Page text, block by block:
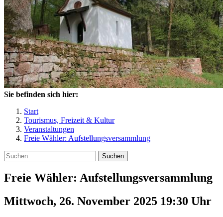
Sie befinden sich hier:
Start
Tourismus, Freizeit & Kultur
Veranstaltungen
Freie Wähler: Aufstellungsversammlung
Suchen
Freie Wähler: Aufstellungsversammlung
Mittwoch, 26. November 2025 19:30 Uhr